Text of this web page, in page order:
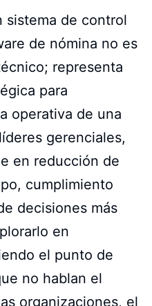
sistema de control
de nómina no es
representa
para
operativa de una
gerenciales,
en reducción de
cumplimiento
decisiones más
en
el punto de
no hablan el
organizaciones, el